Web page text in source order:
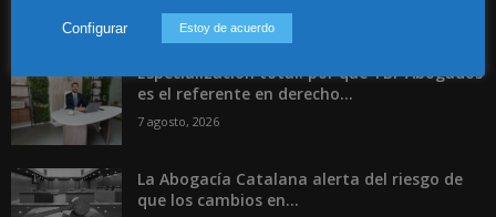
Incluso más noticias
Especialización total: por qué TBF Abogados
es el referente en derecho...
7 agosto, 2026
La Abogacía Catalana alerta del riesgo de
que los cambios en...
Configurar Estoy de acuerdo